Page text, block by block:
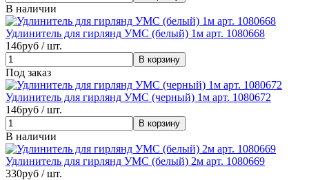
В наличии
Удлинитель для гирлянд УМС (белый) 1м арт. 1080668
146руб / шт.
Под заказ
Удлинитель для гирлянд УМС (черный) 1м арт. 1080672
146руб / шт.
В наличии
Удлинитель для гирлянд УМС (белый) 2м арт. 1080669
330руб / шт.